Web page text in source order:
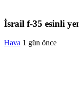
İsrail f-35 esinli
Hava 1 gün önce